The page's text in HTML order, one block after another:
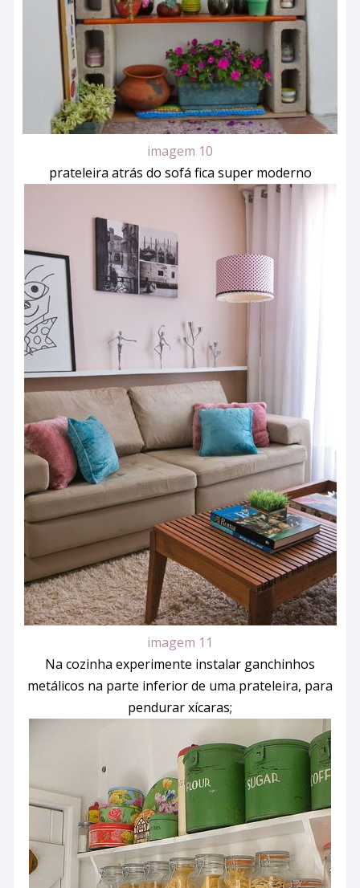
imagem 10
prateleira atrás do sofá fica super moderno
imagem 11
Na cozinha experimente instalar ganchinhos
metálicos na parte inferior de uma prateleira, para
pendurar xícaras;